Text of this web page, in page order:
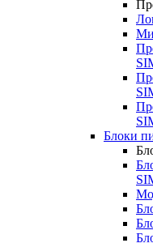
Блоки